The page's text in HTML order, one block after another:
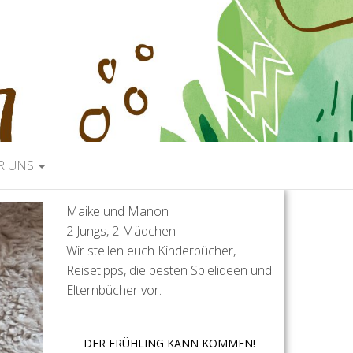
UNS
Maike und Manon
2 Jungs, 2 Mädchen
Wir stellen euch Kinderbücher,
Reisetipps, die besten Spielideen und
Elternbücher vor.
DER FRÜHLING KANN KOMMEN!